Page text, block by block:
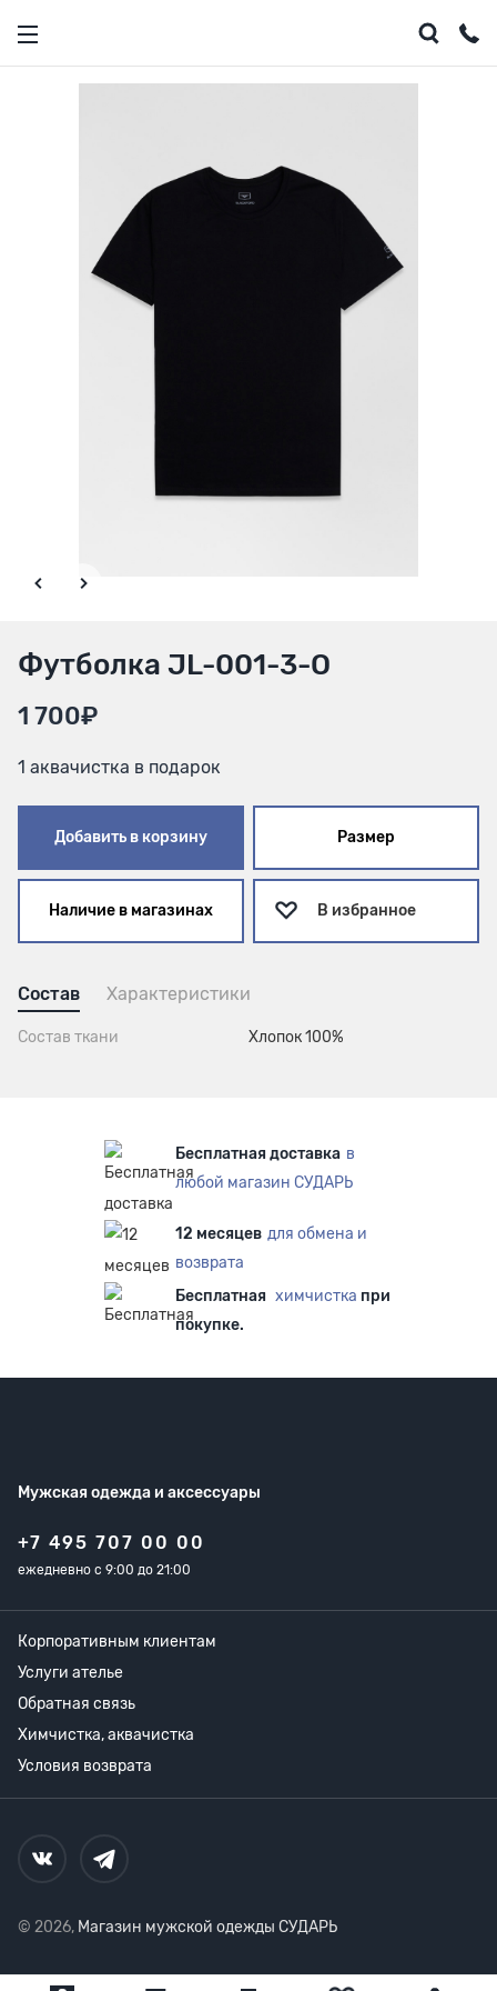
Футболка JL-001-3-О
1 700₽
1 аквачистка в подарок
Добавить в корзину Размер
Наличие в магазинах В избранное
Состав Характеристики
Состав ткани Хлопок 100%
Бесплатная доставка в
любой магазин СУДАРЬ
12 месяцев для обмена и
возврата
Бесплатная химчистка при
покупке.
Мужская одежда и аксессуары
+7 495 707 00 00
ежедневно с 9:00 до 21:00
Корпоративным клиентам
Услуги ателье
Обратная связь
Химчистка, аквачистка
Условия возврата
© 2026, Магазин мужской одежды СУДАРЬ